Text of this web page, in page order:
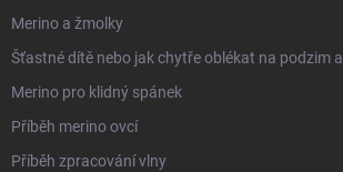
Merino a žmolky
Šťastné dítě nebo jak chytře oblékat na podzim
Merino pro klidný spánek
Příběh merino ovcí
Příběh zpracování vlny